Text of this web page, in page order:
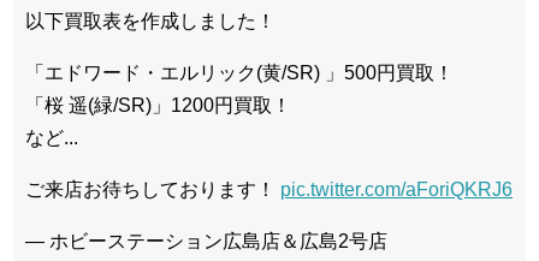
以下買取表を作成しました！
「エドワード・エルリック(黄/SR) 」500円買取！
「桜 遥(緑/SR)」1200円買取！
など...
ご来店お待ちしております！ pic.twitter.com/aForiQKRJ6
— ホビーステーション広島店＆広島2号店